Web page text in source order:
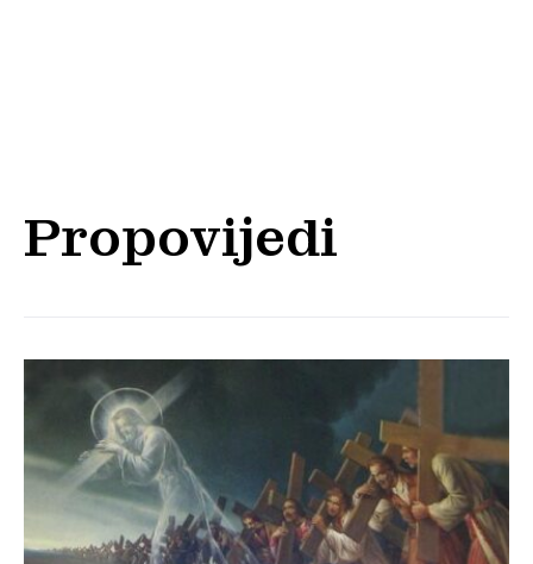
Propovijedi